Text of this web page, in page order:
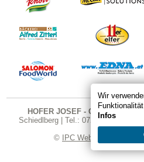
Wir
Infos
HOFER JOSEF - GASTRO SHOP
Schiedlberg | Tel.: 07251 324 | Fax
shop.cc
© IPC Webdesign